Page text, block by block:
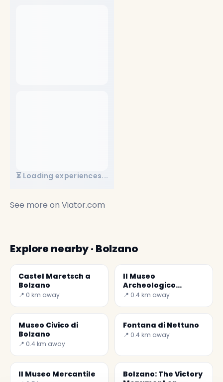
⏳ Loading experiences...
See more on Viator.com
Explore nearby · Bolzano
Castel Maretsch a
Bolzano
📍 0 km away
Il Museo
Archeologico
dell'Alto Adige
📍 0.4 km away
Museo Civico di
Bolzano
📍 0.4 km away
Fontana di Nettuno
📍 0.4 km away
Il Museo Mercantile
Bolzano: The Victory